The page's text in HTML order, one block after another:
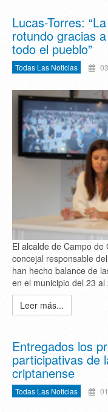
Lucas-Torres:
rotundo gracias
todo el pueblo”
Todas Las Noticias
El alcalde de Campo de
concejal responsable
han hecho balance de
en el municipio del 23 al
Leer más...
Entregados los
participativas de
criptanense
Todas Las Noticias